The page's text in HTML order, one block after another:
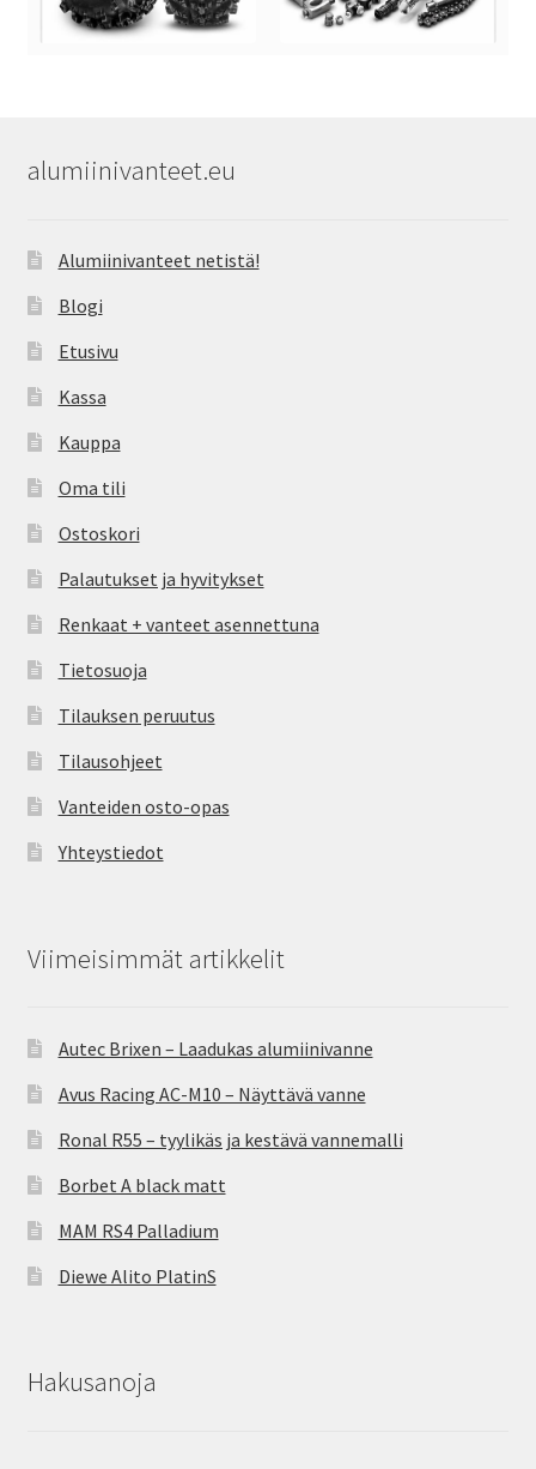
alumiinivanteet.eu
Alumiinivanteet netistä!
Blogi
Etusivu
Kassa
Kauppa
Oma tili
Ostoskori
Palautukset ja hyvitykset
Renkaat + vanteet asennettuna
Tietosuoja
Tilauksen peruutus
Tilausohjeet
Vanteiden osto-opas
Yhteystiedot
Viimeisimmät artikkelit
Autec Brixen – Laadukas alumiinivanne
Avus Racing AC-M10 – Näyttävä vanne
Ronal R55 – tyylikäs ja kestävä vannemalli
Borbet A black matt
MAM RS4 Palladium
Diewe Alito PlatinS
Hakusanoja